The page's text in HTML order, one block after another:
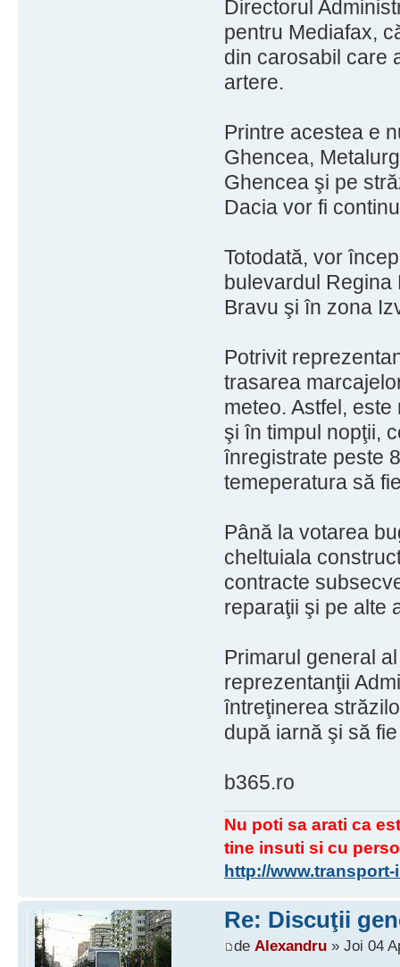
Directorul
pentru Mediafax,
din carosabil care
artere.
Printre acestea e
Ghencea,
Ghencea şi pe
Dacia vor fi
Totodată, vor
bulevardul Regina
Bravu şi în zona
Potrivit
trasarea
meteo. Astfel,
şi în timpul nopţii,
înregistrate peste
temeperatura să
Până la votarea
cheltuiala
contracte
reparaţii şi pe alte
Primarul general
reprezentanţii
întreţinerea
după iarnă şi să
b365.ro
Nu poti sa arati ca
tine insuti si cu
http://
Re: Discuţii
de Alexandru» Joi 04